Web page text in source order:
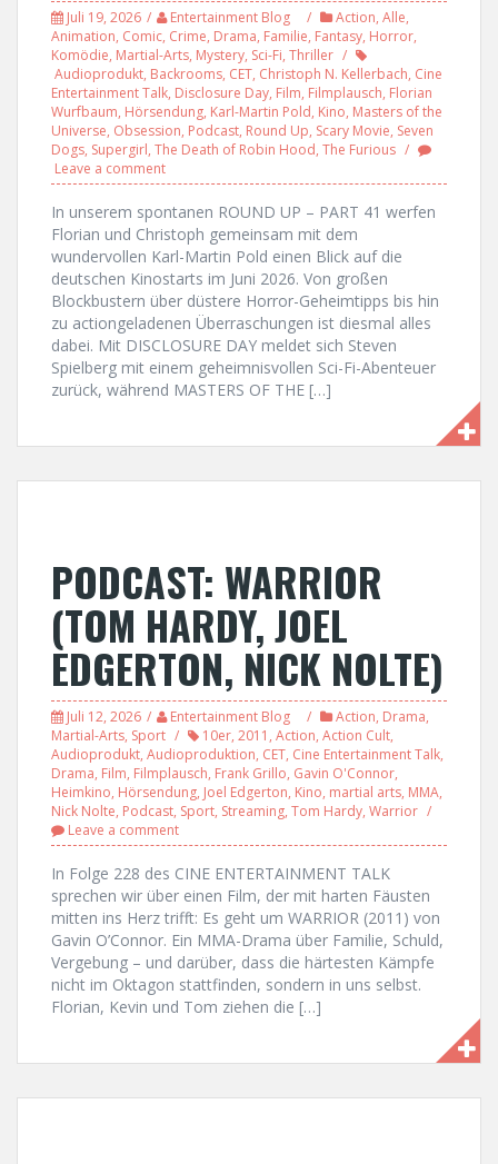
Juli 19, 2026 Entertainment Blog Action, Alle,
Animation, Comic, Crime, Drama, Familie, Fantasy, Horror,
Komödie, Martial-Arts, Mystery, Sci-Fi, Thriller
Audioprodukt, Backrooms, CET, Christoph N. Kellerbach, Cine
Entertainment Talk, Disclosure Day, Film, Filmplausch, Florian
Wurfbaum, Hörsendung, Karl-Martin Pold, Kino, Masters of the
Universe, Obsession, Podcast, Round Up, Scary Movie, Seven
Dogs, Supergirl, The Death of Robin Hood, The Furious
Leave a comment
In unserem spontanen ROUND UP – PART 41 werfen
Florian und Christoph gemeinsam mit dem
wundervollen Karl-Martin Pold einen Blick auf die
deutschen Kinostarts im Juni 2026. Von großen
Blockbustern über düstere Horror-Geheimtipps bis hin
zu actiongeladenen Überraschungen ist diesmal alles
dabei. Mit DISCLOSURE DAY meldet sich Steven
Spielberg mit einem geheimnisvollen Sci-Fi-Abenteuer
zurück, während MASTERS OF THE […]
PODCAST: WARRIOR
(TOM HARDY, JOEL
EDGERTON, NICK NOLTE)
Juli 12, 2026 Entertainment Blog Action, Drama,
Martial-Arts, Sport 10er, 2011 , Action, Action Cult,
Audioprodukt, Audioproduktion, CET, Cine Entertainment Talk,
Drama, Film, Filmplausch, Frank Grillo, Gavin O'Connor,
Heimkino, Hörsendung, Joel Edgerton, Kino, martial arts, MMA,
Nick Nolte, Podcast, Sport, Streaming, Tom Hardy, Warrior
Leave a comment
In Folge 228 des CINE ENTERTAINMENT TALK
sprechen wir über einen Film, der mit harten Fäusten
mitten ins Herz trifft: Es geht um WARRIOR (2011) von
Gavin O’Connor. Ein MMA-Drama über Familie, Schuld,
Vergebung – und darüber, dass die härtesten Kämpfe
nicht im Oktagon stattfinden, sondern in uns selbst.
Florian, Kevin und Tom ziehen die […]